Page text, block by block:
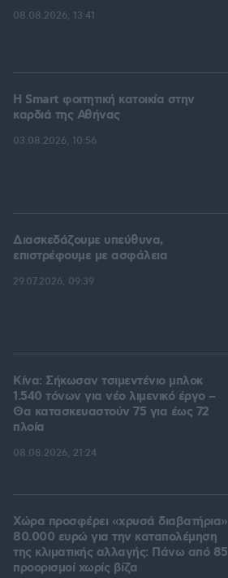
08.08.2026, 13:41
Η Smart φοιτητική κατοικία στην
καρδιά της Αθήνας
03.08.2026, 10:56
Διασκεδάζουμε υπεύθυνα,
επιστρέφουμε με ασφάλεια
29.07.2026, 09:39
Κίνα: Σήκωσαν τσιμεντένιο μπλοκ
1.540 τόνων για νέο λιμενικό έργο –
Θα κατασκευαστούν 75 για έως 72
πλοία
08.08.2026, 21:24
Χώρα προσφέρει «χρυσά διαβατήρια»
80.000 ευρώ για την καταπολέμηση
της κλιματικής αλλαγής: Πάνω από 85
προορισμοί χωρίς βίζα